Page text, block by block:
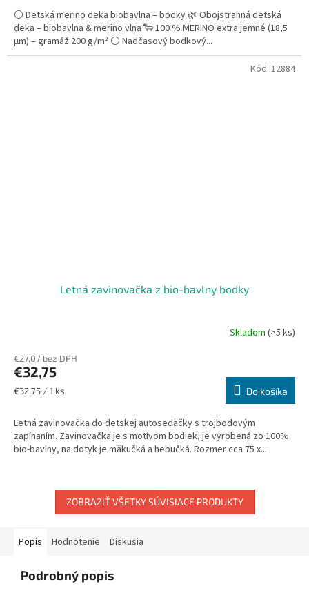
⚪ Detská merino deka biobavlna – bodky 🌿 Obojstranná detská
deka – biobavlna & merino vlna 🐑 100 % MERINO extra jemné (18,5
µm) – gramáž 200 g/m² ⚪ Nadčasový bodkový...
Letná zavinovačka z bio-bavlny bodky
Skladom (>5 ks)
€27,07 bez DPH
€32,75
Jednotková
€32,75 / 1 ks Do košíka
Letná zavinovačka do detskej autosedačky s trojbodovým
zapínaním. Zavinovačka je s motívom bodiek, je vyrobená zo 100%
bio-bavlny, na dotyk je mäkučká a hebučká. Rozmer cca 75 x...
Kód: 12884
ZOBRAZIŤ VŠETKY SÚVISIACE PRODUKTY
Popis Hodnotenie Diskusia
Podrobný popis